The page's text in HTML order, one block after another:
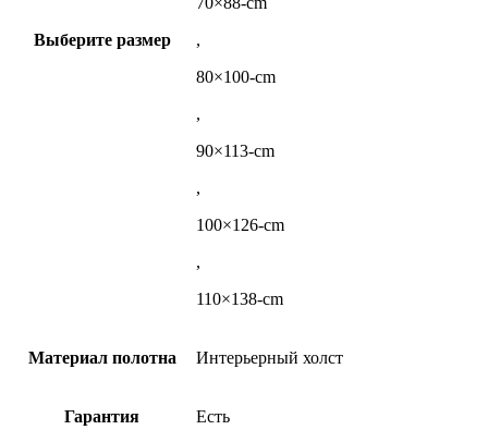
Выберите размер
,
80×100-cm
,
90×113-cm
,
100×126-cm
,
110×138-cm
Материал полотна Интерьерный холст
Гарантия Есть